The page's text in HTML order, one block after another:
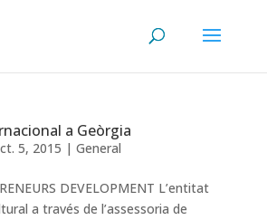
a Geòrgia
5, 2015 | General
DEVELOPMENT L’entitat
a través de l’assessoria de